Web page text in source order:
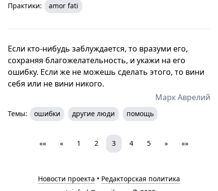
Практики:
amor fati
Если кто-нибудь заблуждается, то вразуми его,
сохраняя благожелательность, и укажи на его
ошибку. Если же не можешь сделать этого, то вини
себя или не вини никого.
Марк Аврелий
Темы: ошибки другие люди помощь
«« « 1 2 3 4 5 » »»
Новости проекта • Редакторская политика